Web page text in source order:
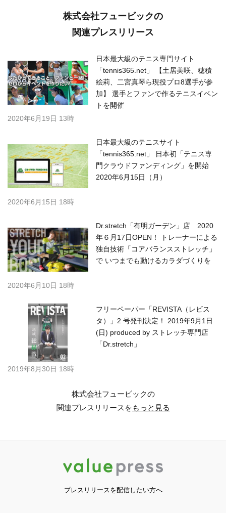
株式会社フュービックの
関連プレスリリース
日本最大級のテニス専門サイト
「tennis365.net」 【土居美咲、穂積
絵莉、二宮真琴ら現役プロ8選手が参
加】 選手とファンで作るテニスイベン
トを開催
2020年6月19日 13時
日本最大級のテニスサイト
「tennis365.net」 日本初「テニス専
門クラウドファンディング」を開始
2020年6月15日（月）
2020年6月15日 18時
Dr.stretch「有明ガーデン」店 2020
年６月17日OPEN！ トレーナーによる
独自技術「コアバランスストレッチ」
で いつまでも動けるカラダづくりを
2020年6月10日 18時
フリーペーパー「REVISTA（レビス
タ）」2 号発刊決定！ 2019年9月1日
(日) produced by ストレッチ専門店
「Dr.stretch」
2019年8月30日 18時
株式会社フュービックの
関連プレスリリースをもっと見る
プレスリリースを配信したい方へ